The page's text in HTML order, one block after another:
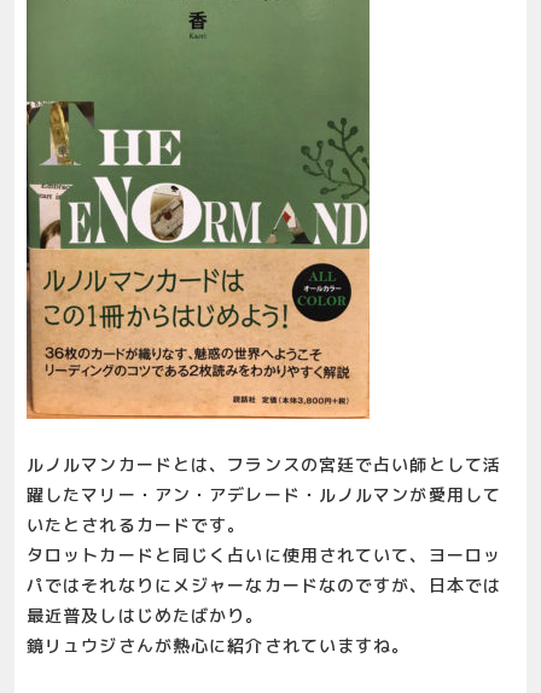
ルノルマンカードとは、フランスの宮廷で占い師として活
躍したマリー・アン・アデレード・ルノルマンが愛用して
いたとされるカードです。
タロットカードと同じく占いに使用されていて、ヨーロッ
パではそれなりにメジャーなカードなのですが、日本では
最近普及しはじめたばかり。
鏡リュウジさんが熱心に紹介されていますね。